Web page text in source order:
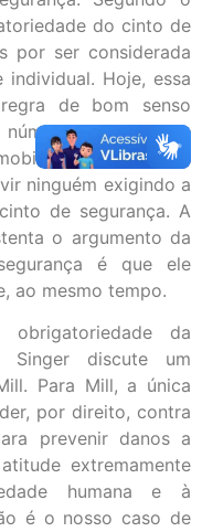
do cinto de
por ser considerada
Hoje, essa
de bom senso
de mortes e
Diz Singer
ninguém exigindo a
de segurança. A
o argumento da
é que ele
ao mesmo tempo.
da
Singer discute um
Para Mill, a única
por direito, contra
prevenir danos a
extremamente
humana e à
é o nosso caso de